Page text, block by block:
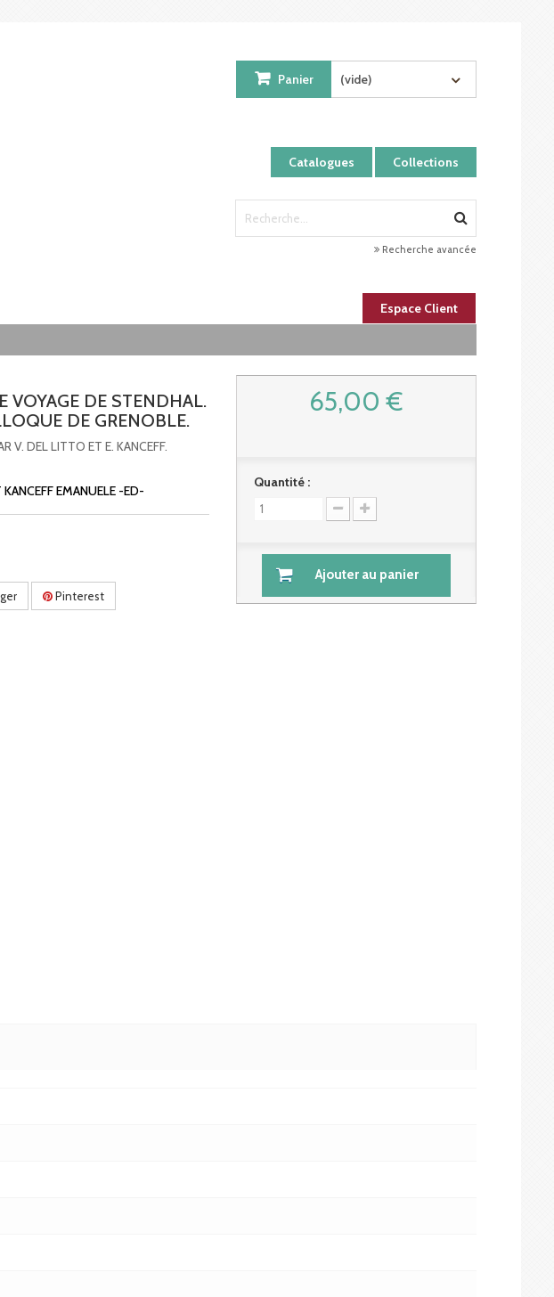
Catalogues Collections
Panier (vide)
Recherche avancée
Espace Client
VOYAGE DE STENDHAL.
DE GRENOBLE.
V. DEL LITTO ET E. KANCEFF.
EMANUELE -ED-
Pinterest
65,00 €
Quantité :
Ajouter au panier